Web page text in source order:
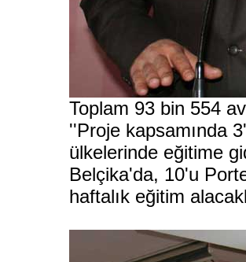
Toplam 93 bin 554
''Proje kapsamında
ülkelerinde eğitime
Belçika'da, 10'u
haftalık eğitim